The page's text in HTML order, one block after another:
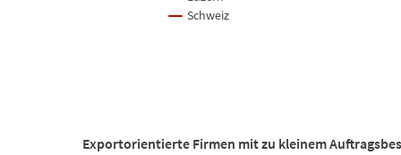
Schweiz
Exportorientierte Firmen mit zu kleinem